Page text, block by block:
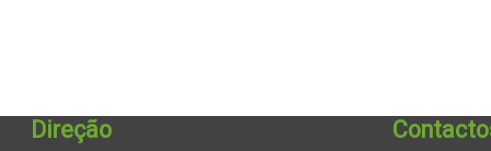
Direção